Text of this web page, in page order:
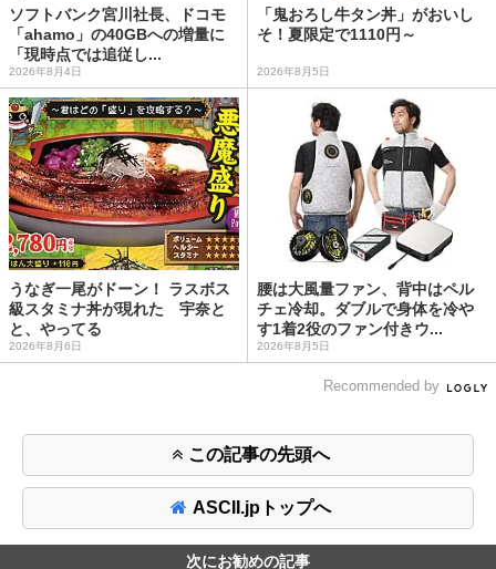
ソフトバンク宮川社長、ドコモ
「ahamo」の40GBへの増量に
「現時点では追従し...
2026年8月4日
「鬼おろし牛タン丼」がおいし
そ！夏限定で1110円～
2026年8月5日
うなぎ一尾がドーン！ ラスボス
級スタミナ丼が現れた 宇奈と
と、やってる
2026年8月6日
腰は大風量ファン、背中はペル
チェ冷却。ダブルで身体を冷や
す1着2役のファン付きウ...
2026年8月5日
Recommended by
この記事の先頭へ
ASCII.jpトップへ
次にお勧めの記事